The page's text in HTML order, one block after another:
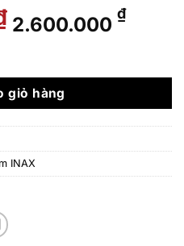
Giá
gốc
3.440.000 ₫.
2.600.000 ₫Giá
là:
số lượng
giỏ hàng
INAX